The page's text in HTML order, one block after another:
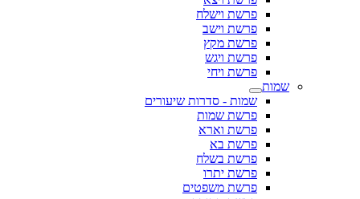
פרשת וישלח
פרשת וישב
פרשת מקץ
פרשת ויגש
פרשת ויחי
שמות
שמות - סדרות שיעורים
פרשת שמות
פרשת וארא
פרשת בא
פרשת בשלח
פרשת יתרו
פרשת משפטים